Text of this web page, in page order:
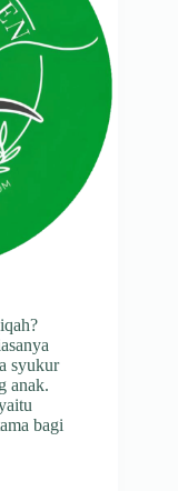
syukur
anak.
bagi